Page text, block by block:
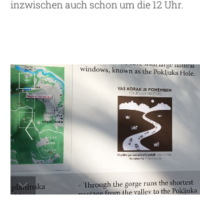
inzwischen auch schon um die 12 Uhr.